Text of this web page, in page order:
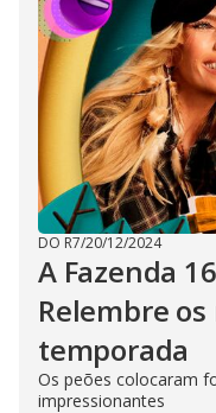
DO R7/20/12/2024
A Fazenda
Relembre
temporada
Os peões colocaram
impressionantes